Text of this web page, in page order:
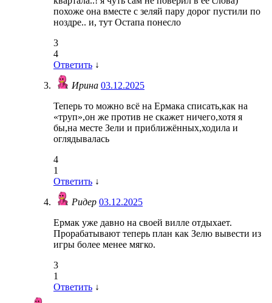
похоже она вместе с зеляй пару дорог пустили по
ноздре.. и, тут Остапа понесло
3
4
Ответить ↓
Ирина 03.12.2025
Теперь то можно всё на Ермака списать,как на
«труп»,он же против не скажет ничего,хотя я
бы,на месте Зели и приближённых,ходила и
оглядывалась
4
1
Ответить ↓
Ридер 03.12.2025
Ермак уже давно на своей вилле отдыхает.
Прорабатывают теперь план как Зелю вывести из
игры более менее мягко.
3
1
Ответить ↓